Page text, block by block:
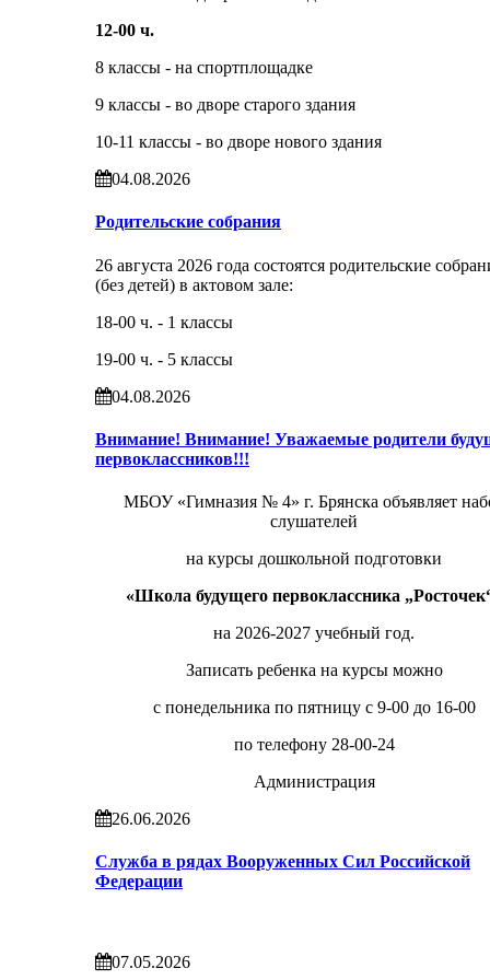
12-00 ч.
8 классы - на спортплощадке
9 классы - во дворе старого здания
10-11 классы - во дворе нового здания
04.08.2026
Родительские собрания
26 августа 2026 года состоятся родительские
(без детей) в актовом зале:
18-00 ч. - 1 классы
19-00 ч. - 5 классы
04.08.2026
Внимание! Внимание! Уважаемые родители
первоклассников!!!
МБОУ «Гимназия № 4» г. Брянска объявляет
слушателей
на курсы дошкольной подготовки
«Школа будущего первоклассника
на 2026-2027 учебный год.
Записать ребенка на курсы можно
с понедельника по пятницу с 9-00 до 16-00
по телефону 28-00-24
Администрация
26.06.2026
Служба в рядах Вооруженных Сил Российской
Федерации
07.05.2026